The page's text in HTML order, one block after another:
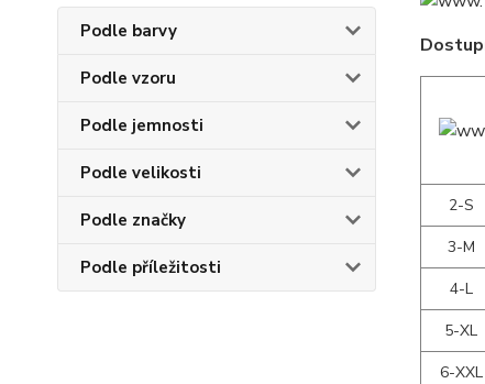
Podle barvy
Podle vzoru
Podle jemnosti
Podle velikosti
Podle značky
Podle příležitosti
2-S
3-M
4-L
5-XL
6-XXL